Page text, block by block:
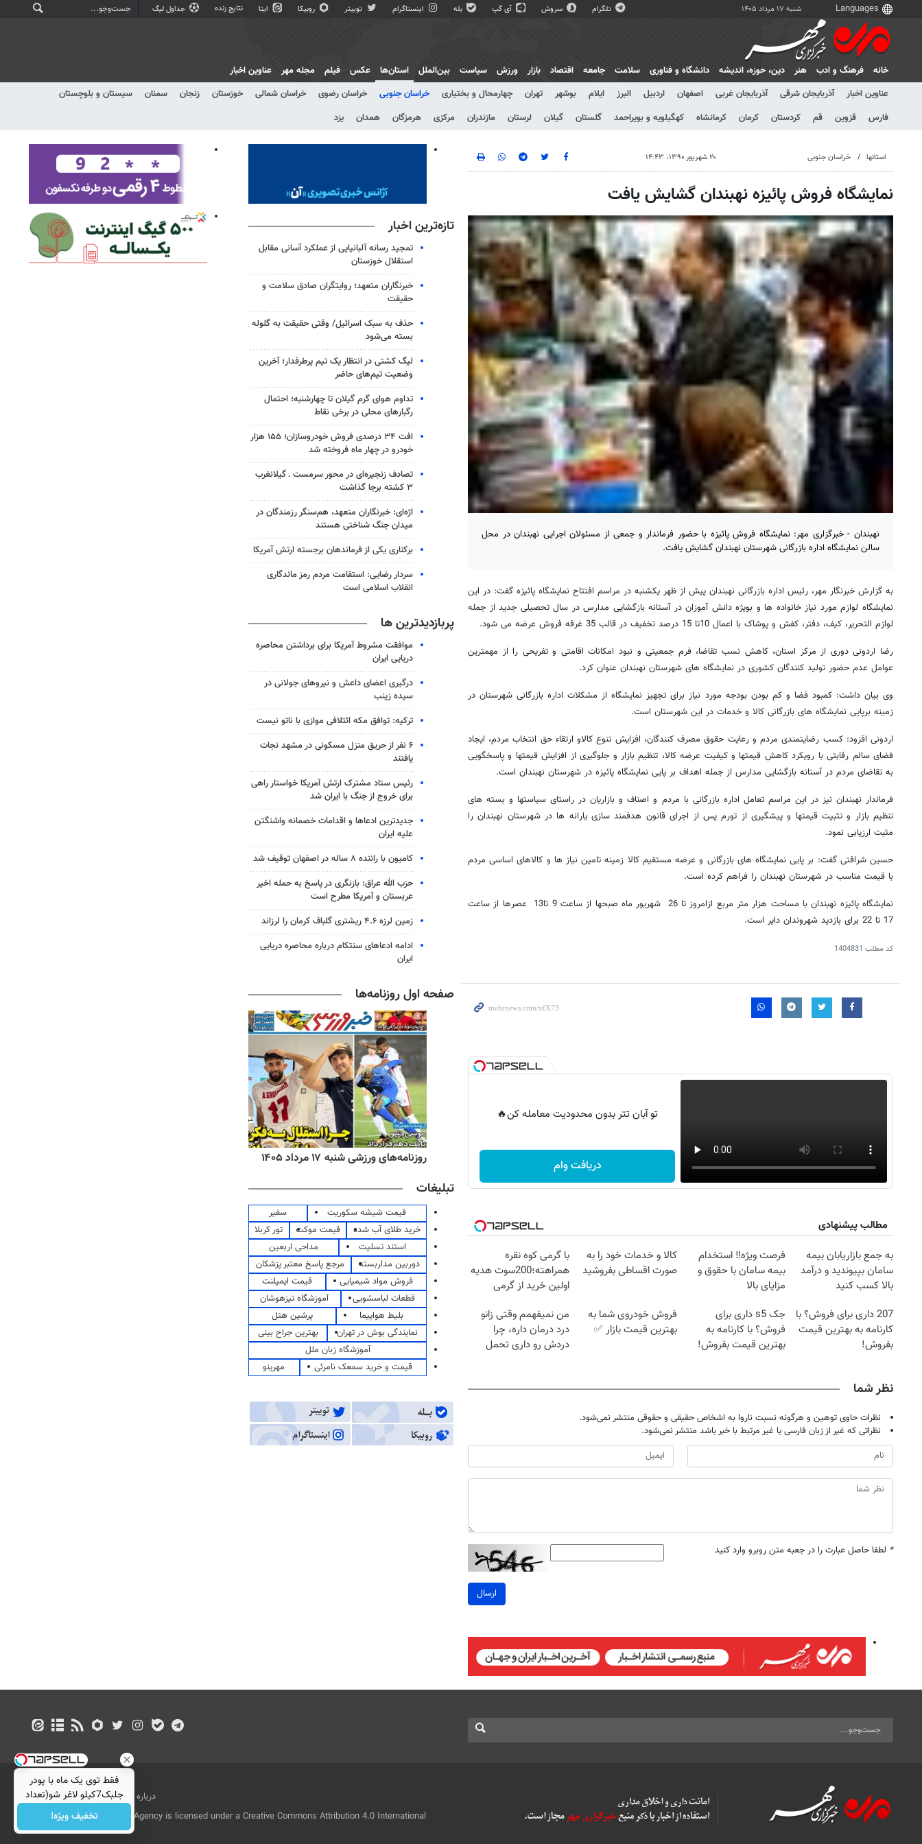
شنبه ۱۷ مرداد ۱۴۰۵ تلگرام سروش آی گپ بله اینستاگرام توییتر روبیکا ایتا نتایج زنده جداول لیگ
خانه فرهنگ و ادب هنر دين، حوزه، انديشه دانشگاه و فناوری سلامت جامعه اقتصاد بازار ورزش سیاست بین‌الملل
استان‌ها
عناوین اخبار
آذربایجان شرقی آذربایجان غربی اصفهان اردبیل البرز ایلام بوشهر تهران چهارمحال و بختیاری خراسان جنوبی خراسان رضوی خراسان شمالی خوزستان زنجان سمنان
سیستان و بلوچستان
فارس
قزوین قم کردستان کرمان کرمانشاه کهگیلویه و بویراحمد گلستان گیلان لرستان مازندران مرکزی هرمزگان همدان یزد
عکس فیلم مجله مهر عناوین اخبار
استانها خراسان جنوبی ۲۰ شهریور ۱۳۹۰، ۱۴:۴۳
نمایشگاه فروش پائیزه نهبندان گشایش یافت
نهبندان - خبرگزاری مهر: نمایشگاه فروش پائیزه با حضور فرماندار و جمعی از مسئولان اجرایی نهبندان در محل
سالن نمایشگاه اداره بازرگانی شهرستان نهبندان گشایش یافت.
به گزارش خبرنگار مهر، رئیس اداره بازرگانی نهبندان پیش از ظهر یکشنبه در مراسم افتتاح نمایشگاه پائیزه گفت: در این
نمایشگاه لوازم مورد نیاز خانواده ها و بویژه دانش آموزان در آستانه بازگشایی مدارس در سال تحصیلی جدید از جمله
لوازم التحریر، کیف، دفتر، کفش و پوشاک با اعمال 10تا 15 درصد تخفیف در قالب 35 غرفه فروش عرضه می شود.
رضا اردونی دوری از مرکز استان، کاهش نسب تقاضا، فرم جمعیتی و نبود امکانات اقامتی و تفریحی را از مهمترین
عوامل عدم حضور تولید کنندگان کشوری در نمایشگاه های شهرستان نهبندان عنوان کرد.
وی بیان داشت: کمبود فضا و کم بودن بودجه مورد نیاز برای تجهیز نمایشگاه از مشکلات اداره بازرگانی شهرستان در
زمینه برپایی نمایشگاه های بازرگانی کالا و خدمات در این شهرستان است.
اردونی افزود: کسب رضایتمندی مردم و رعایت حقوق مصرف کنندگان، افزایش تنوع کالاو ارتقاء حق انتخاب مردم، ایجاد
فضای سالم رقابتی با رویکرد کاهش قیمتها و کیفیت عرضه کالا، تنظیم بازار و جلوگیری از افزایش قیمتها و پاسخگویی
به تقاضای مردم در آستانه بازگشایی مدارس از جمله اهداف بر پایی نمایشگاه پائیزه در شهرستان نهبندان است.
فرماندار نهبندان نیز در این مراسم تعامل اداره بازرگانی با مردم و اصناف و بازاریان در راستای سیاستها و بسته های
تنظیم بازار و تثبیت قیمتها و پیشگیری از تورم پس از اجرای قانون هدفمند سازی یارانه ها در شهرستان نهبندان را
مثبت ارزیابی نمود.
حسین شرافتی گفت: بر پایی نمایشگاه های بازرگانی و عرضه مستقیم کالا زمینه تامین نیاز ها و کالاهای اساسی مردم
با قیمت مناسب در شهرستان نهبندان را فراهم کرده است.
نمایشگاه پائیزه نهبندان با مساحت هزار متر مربع ازامروز تا 26 شهریور ماه صبحها از ساعت 9 تا13 عصرها از ساعت
17 تا 22 برای بازدید شهروندان دایر است.
کد مطلب 1404831
تو آبان تتر بدون محدودیت معامله کن🔥
دریافت وام
مطالب پیشنهادی
به جمع بازاریابان بیمه
سامان بپیوندید و درآمد
بالا کسب کنید
فرصت ویژه‼️ استخدام
بیمه سامان با حقوق و
مزایای بالا
کالا و خدمات خود را به
صورت اقساطی بفروشید
با گرمی کوه نقره
همراهته؛200سوت هدیه
اولین خرید از گرمی
207 داری برای فروش؟ با
کارنامه به بهترین قیمت
بفروش!
جک s5 داری برای
فروش؟ با کارنامه به
بهترین قیمت بفروش!
فروش خودروی شما به
بهترین قیمت بازار ✅
من نمیفهمم وقتی زانو
درد درمان داره، چرا
دردش رو داری تحمل
نظر شما
نظرات حاوی توهین و هرگونه نسبت ناروا به اشخاص حقیقی و حقوقی منتشر نمی‌شود.
نظراتی که غیر از زبان فارسی یا غیر مرتبط با خبر باشد منتشر نمی‌شود.
* لطفا حاصل عبارت را در جعبه متن روبرو وارد کنید
ارسال
تازه‌ترین اخبار
تمجید رسانه آلبانیایی از عملکرد آسانی مقابل
استقلال خوزستان
خبرنگاران متعهد؛ روایتگران صادق سلامت و
حقیقت
حذف به سبک اسرائیل/ وقتی حقیقت به گلوله
بسته می‌شود
لیگ کشتی در انتظار یک تیم پرطرفدار؛ آخرین
وضعیت تیم‌های حاضر
تداوم هوای گرم گیلان تا چهارشنبه؛ احتمال
رگبارهای محلی در برخی نقاط
افت ۳۴ درصدی فروش خودروسازان؛ ۱۵۵ هزار
خودرو در چهار ماه فروخته شد
تصادف زنجیره‌ای در محور سرمست ـ گیلانغرب
۳ کشته برجا گذاشت
اژه‌ای: خبرنگاران متعهد، هم‌سنگر رزمندگان در
میدان جنگ شناختی هستند
برکناری یکی از فرماندهان برجسته ارتش آمریکا
سردار رضایی: استقامت مردم رمز ماندگاری
انقلاب اسلامی است
پربازدیدترین ها
موافقت مشروط آمریکا برای برداشتن محاصره
دریایی ایران
درگیری اعضای داعش و نیروهای جولانی در
سیده زینب
ترکیه: توافق مکه ائتلافی موازی با ناتو نیست
۶ نفر از حریق منزل مسکونی در مشهد نجات
یافتند
رئیس ستاد مشترک ارتش آمریکا خواستار راهی
برای خروج از جنگ با ایران شد
جدیدترین ادعاها و اقدامات خصمانه واشنگتن
علیه ایران
کامیون با راننده ۸ ساله در اصفهان توقیف شد
حزب الله عراق: بازنگری در پاسخ به حمله اخیر
عربستان و آمریکا مطرح است
زمین لرزه ۴.۶ ریشتری گلباف کرمان را لرزاند
ادامه ادعاهای سنتکام درباره محاصره دریایی
ایران
صفحه اول روزنامه‌ها
روزنامه‌های صبح شنبه ۱۷ مرداد ۱۴۰۵ روزنامه‌های اقتصادی شنبه ۱۷ مرداد ۱۴۰۵ روزنامه‌های ورزشی شنبه ۱۷ مرداد ۱۴۰۵
تبلیغات
قیمت شیشه سکوریت
سفیر
خرید طلای آب شده
قیمت موکت
تور کربلا
استند تسلیت
مداحی اربعین
دوربین مداربسته
مرجع پاسخ معتبر پزشکان
فروش مواد شیمیایی
قیمت ایمپلنت
قطعات لباسشویی
آموزشگاه تیزهوشان
بلیط هواپیما
پرشین هتل
نمایندگی بوش در تهران
بهترین جراح بینی
آموزشگاه زبان ملل
قیمت و خرید سمعک نامرئی
مهرینو
درباره ما تماس با ما
بازرگانی
All Content by Mehr News Agency is licensed under a Creative Commons Attribution 4.0 International
License.
فقط توی یک ماه با پودر
جلبک7کیلو لاغر شو(تعداد
محدود)
تخفیف ویژه!